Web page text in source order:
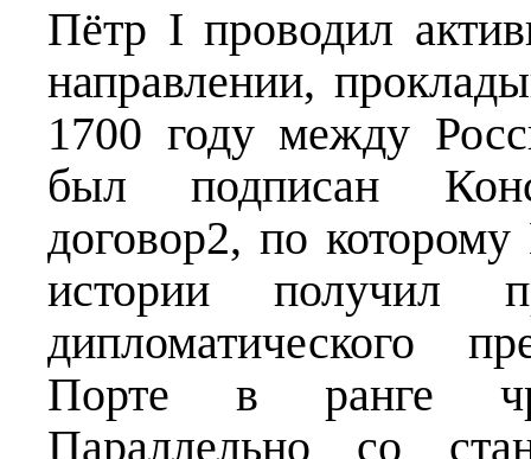
Пётр I проводил
направлении,
1700 году между
был подписан
договор2, по
истории получил
дипломатического
Порте в ранге
Параллельно со